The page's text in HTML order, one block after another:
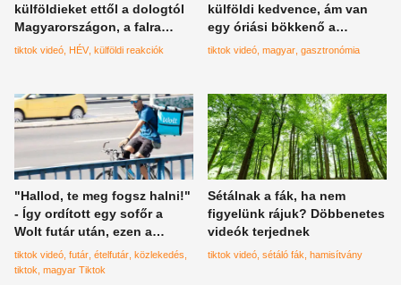
külföldieket ettől a dologtól
Magyarországon, a falra
másznak tőle, ha meghallják
tiktok videó HÉV külföldi reakciók
külföldi kedvence, ám van
egy óriási bökkenő a
videóban
tiktok videó magyar gasztronómia
"Hallod, te meg fogsz halni!"
- Így ordított egy sofőr a
Wolt futár után, ezen a
videón szörnyülködik most a
fél ország
tiktok videó futár ételfutár közlekedés
tiktok magyar Tiktok
Sétálnak a fák, ha nem
figyelünk rájuk? Döbbenetes
videók terjednek
tiktok videó sétáló fák hamisítvány